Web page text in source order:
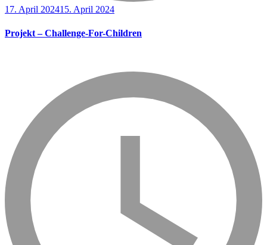
17. April 202415. April 2024
Projekt – Challenge-For-Children